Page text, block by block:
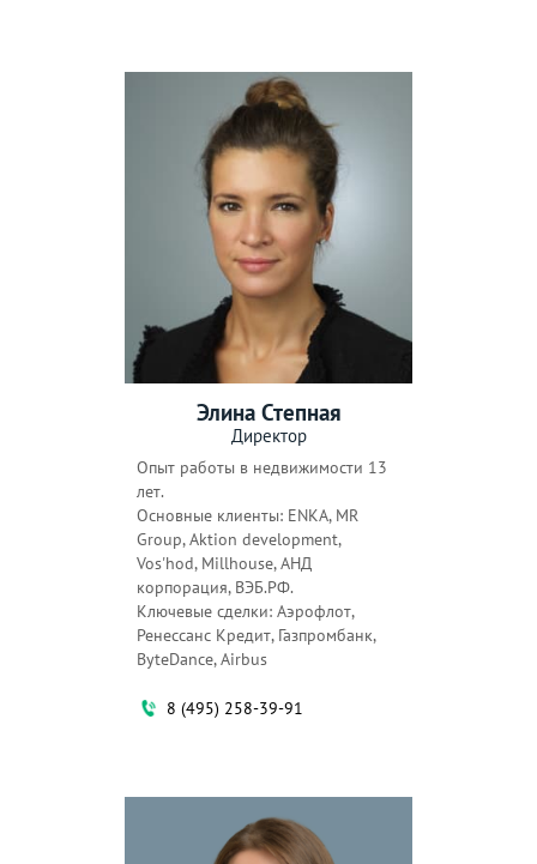
Элина Степная
Директор
Опыт работы в недвижимости 13
лет.
Основные клиенты: ENKA, МR
Group, Aktion development,
Vos'hod, Millhouse, АНД
корпорация, ВЭБ.РФ.
Ключевые сделки: Аэрофлот,
Ренессанс Кредит, Газпромбанк,
ByteDance, Airbus
8 (495) 258-39-91